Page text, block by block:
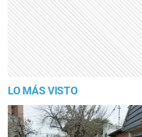
LO MÁS VISTO